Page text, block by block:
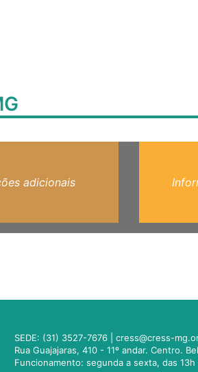
adicionais
SEDE: (31) 3527-7676 |cress@cress-
Rua Guajajaras, 410 - 11º andar. Centro.
Funcionamento: segunda a sexta, das 13h